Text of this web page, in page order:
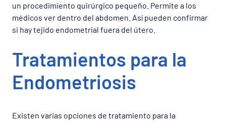
un procedimiento quirúrgico pequeño. Permite a los
médicos ver dentro del abdomen. Así pueden confirmar
si hay tejido endometrial fuera del útero.
Tratamientos para la
Endometriosis
Existen varias opciones de tratamiento para la